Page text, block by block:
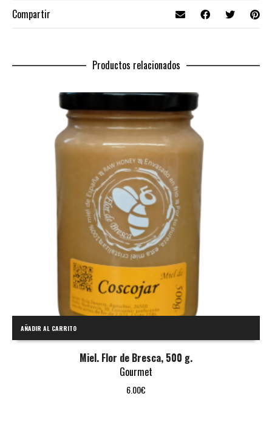
Compartir
Productos relacionados
AÑADIR AL CARRITO
Miel. Flor de Bresca, 500 g.
Gourmet
6.00€